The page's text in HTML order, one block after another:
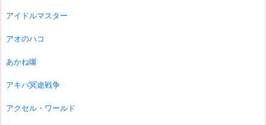
アイドルマスター
アオのハコ
あかね噺
アキバ冥途戦争
アクセル・ワールド